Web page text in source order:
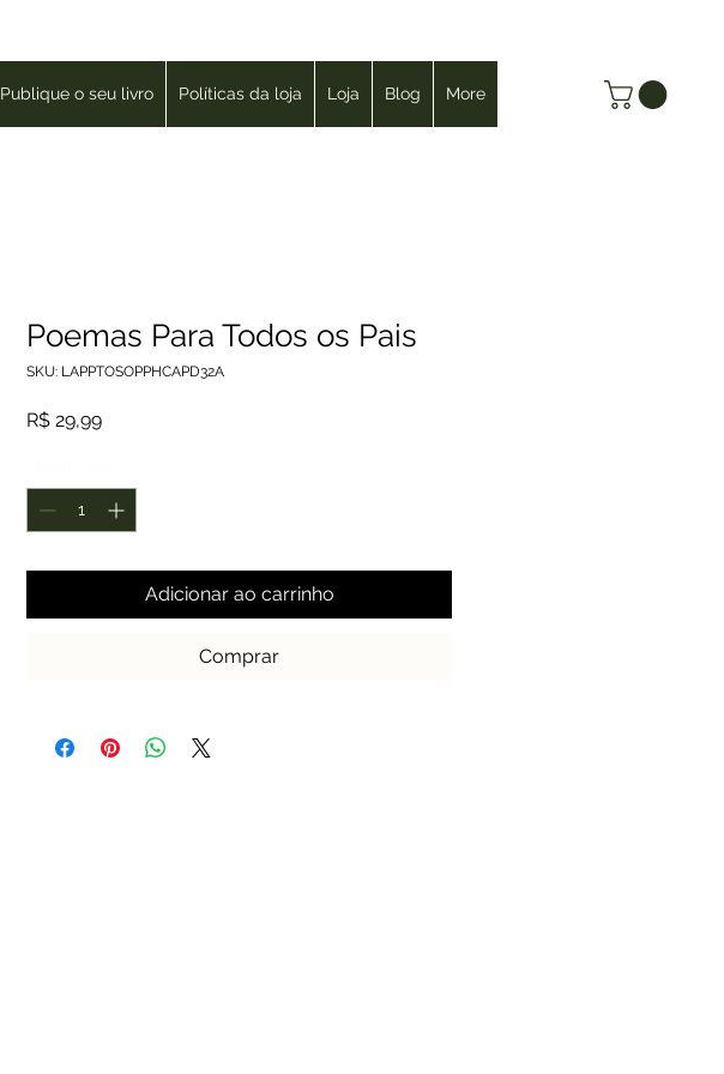
Login
Publique o seu livro Políticas da loja Loja Blog More
Poemas Para Todos os Pais
SKU: LAPPTOSOPPHCAPD32A
R$ 29,99Preço
Adicionar ao carrinho
Comprar